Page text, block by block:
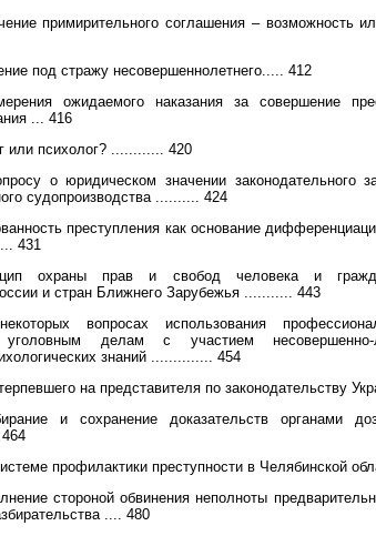
примирительного соглашения – возможность
под стражу несовершеннолетнего..... 412
ожидаемого наказания за совершение
... 416
или психолог? ............ 420
о юридическом значении законодательного
судопроизводства .......... 424
преступления как основание
431
охраны прав и свобод человека и
и стран Ближнего Зарубежья ........... 443
вопросах использования
делам с участием несовершенно-
знаний .............. 454
на представителя по законодательству
и сохранение доказательств органами
профилактики преступности в Челябинской
стороной обвинения неполноты
.... 480